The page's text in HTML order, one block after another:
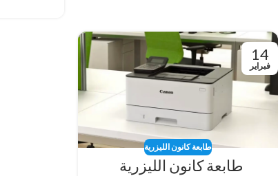
14
فبراير
طابعة كانون الليزرية
طابعة كانون الليزرية